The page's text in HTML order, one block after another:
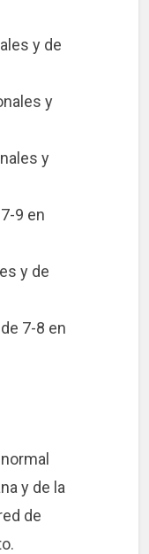
y de
y
y
9 en
y de
7-8 en
y de la
de